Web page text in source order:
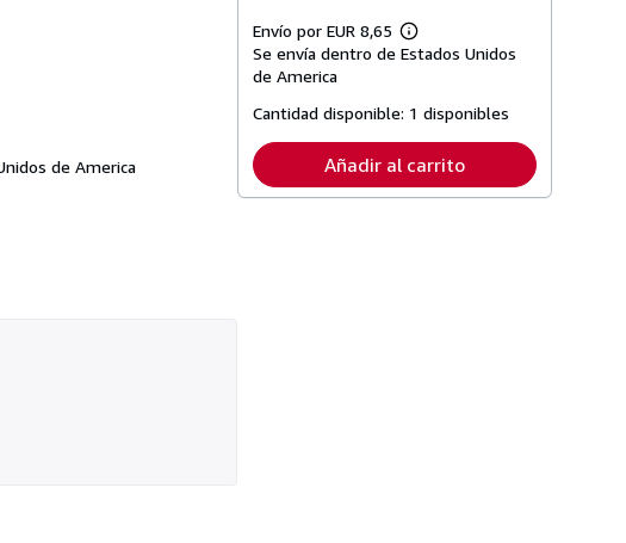
de America
Envío por EUR 8,65
Más
información
tarifas
envío
Se envía dentro de Estados Unidos
de America
Cantidad disponible: 1 disponibles
Añadir al carrito